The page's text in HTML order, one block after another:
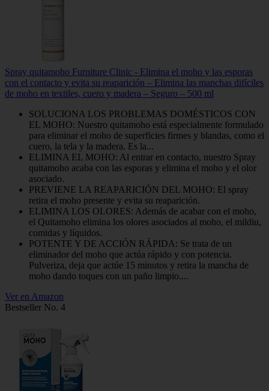
Spray quitamoho Furniture Clinic - Elimina el moho y las esporas
con el contacto y evita su reaparición – Elimina las manchas difíciles
de moho en textiles, cuero y madera – Seguro – 500 ml
SOLUCIONA LOS PROBLEMAS DOMÉSTICOS CON
EL MOHO: Nuestro quitamoho está especialmente formulado
para eliminar el moho de superficies firmes y blandas, como el
cuero, la tela y la madera. Es la...
ELIMINA EL MOHO: Al entrar en contacto, nuestro Spray
quitamoho acaba con las esporas y elimina el moho y el olor
asociado.
PREVIENE LA REAPARICIÓN DEL MOHO: El spray
retira el moho presente y evita su reaparición.
ELIMINA LOS OLORES: Además de acabar con el moho,
el Quitamoho elimina los olores asociados al moho, el mildiu,
comidas y líquidos.
POTENTE Y DE ACCIÓN RÁPIDA: Se trata de un
eliminador del moho que actúa rápido y con potencia.
Pulveriza, deja que actúe 15 minutos y retira la mancha de
moho dando toques con un paño limpio....
Ver en Amazon
Bestseller No. 4